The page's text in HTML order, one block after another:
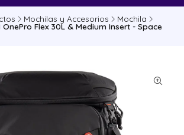
Mochilas y Accesorios Mochila
OnePro Flex 30L & Medium Insert - Space